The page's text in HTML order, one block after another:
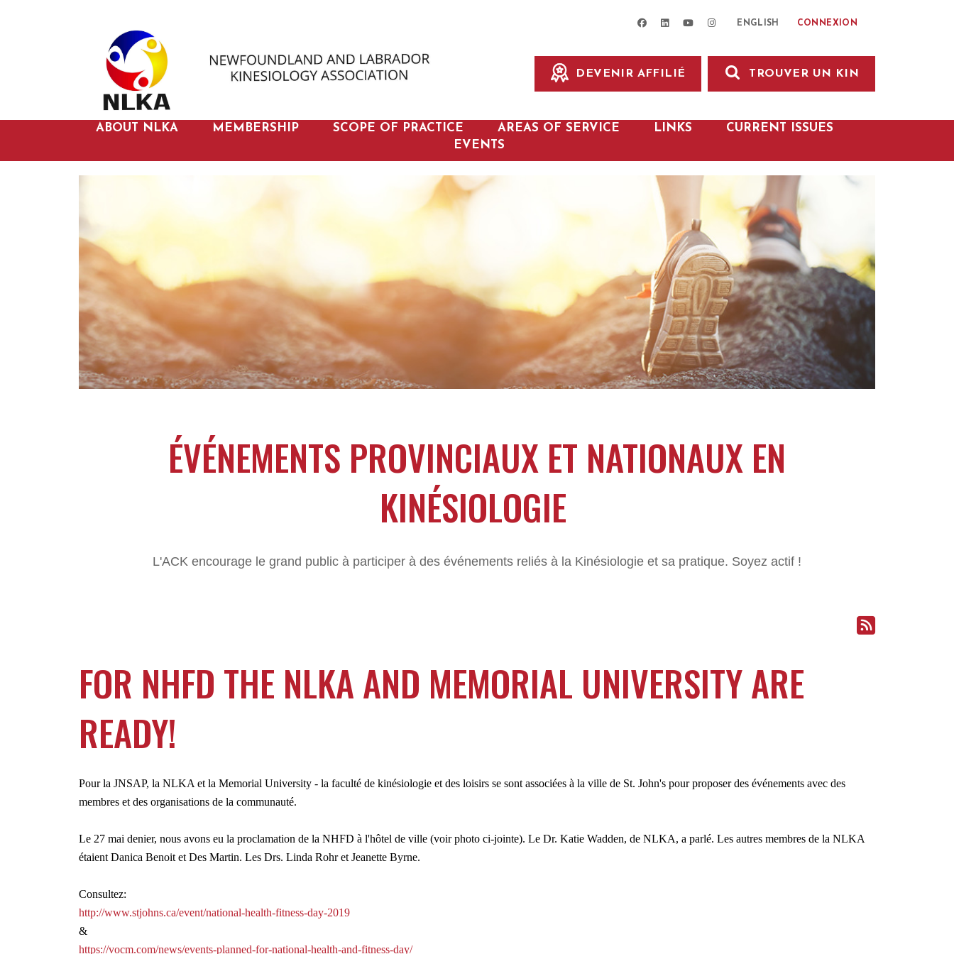
CONNEXION
facebooklinkedinyoutubeinstagramENGLISH
DEVENIR AFFILIÉ TROUVER UN KIN
ABOUT NLKA MEMBERSHIP SCOPE OF PRACTICE AREAS OF SERVICE LINKS
CURRENT ISSUES
EVENTS
ÉVÉNEMENTS PROVINCIAUX ET NATIONAUX EN
KINÉSIOLOGIE
L'ACK encourage le grand public à participer à des événements reliés à la Kinésiologie et sa pratique. Soyez actif !
FOR NHFD THE NLKA AND MEMORIAL UNIVERSITY ARE
READY!
Pour la JNSAP, la NLKA et la Memorial University - la faculté de kinésiologie et des loisirs se sont associées à la ville de St. John's pour proposer des événements avec des
membres et des organisations de la communauté.
Le 27 mai denier, nous avons eu la proclamation de la NHFD à l'hôtel de ville (voir photo ci-jointe). Le Dr. Katie Wadden, de NLKA, a parlé. Les autres membres de la NLKA
étaient Danica Benoit et Des Martin. Les Drs. Linda Rohr et Jeanette Byrne.
Consultez:
http://www.stjohns.ca/event/national-health-fitness-day-2019
&
https://vocm.com/news/events-planned-for-national-health-and-fitness-day/